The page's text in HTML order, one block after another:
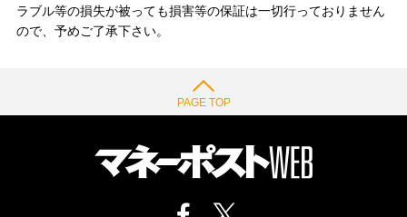
ラブル等の損失が被っても損害等の保証は一切行っておりません
ので、予めご了承下さい。
PAGE TOP